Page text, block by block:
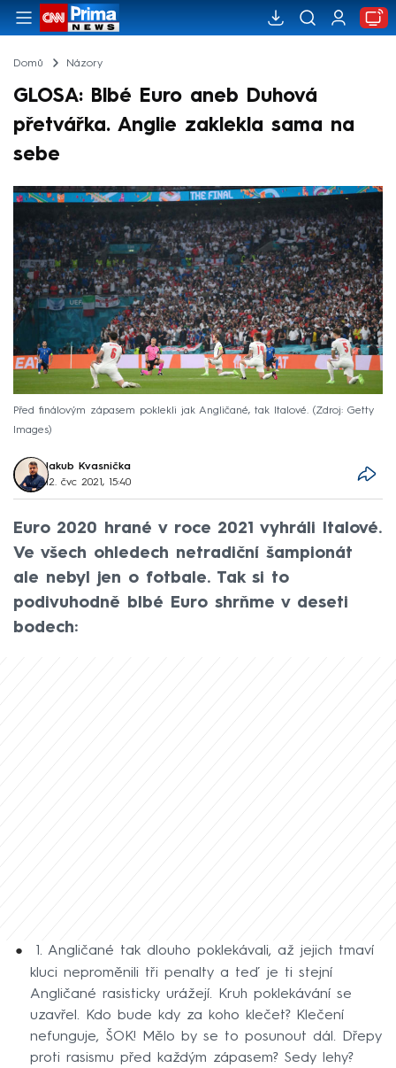
Domů Názory
GLOSA: Blbé Euro aneb Duhová
přetvářka. Anglie zaklekla sama na
sebe
Před finálovým zápasem poklekli jak Angličané, tak Italové.
Zdroj: Getty
Images
Jakub Kvasnička
12. čvc 2021, 15:40
Euro 2020 hrané v roce 2021 vyhráli Italové.
Ve všech ohledech netradiční šampionát
ale nebyl jen o fotbale. Tak si to
podivuhodně blbé Euro shrňme v deseti
bodech:
1. Angličané tak dlouho poklekávali, až jejich tmaví
kluci neproměnili tři penalty a teď je ti stejní
Angličané rasisticky urážejí. Kruh poklekávání se
uzavřel. Kdo bude kdy za koho klečet? Klečení
nefunguje, ŠOK! Mělo by se to posunout dál. Dřepy
proti rasismu před každým zápasem? Sedy lehy?